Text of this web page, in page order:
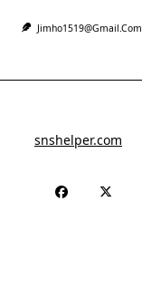
Jimho1519@gmail.com
snshelper.com